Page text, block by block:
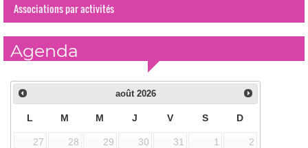
Associations par activités
Agenda
août 2026
L M M J V S D
27 28 29 30 31 1
2